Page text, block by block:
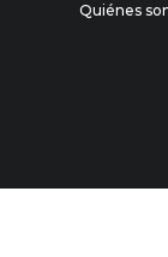
Quiénes